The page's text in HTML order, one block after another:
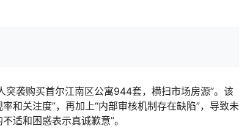
袭购买首尔江南区公寓944套，横扫市场房源”。该
和关注度”，再加上“内部审核机制存在缺陷”，导致未
适和困惑表示真诚歉意”。